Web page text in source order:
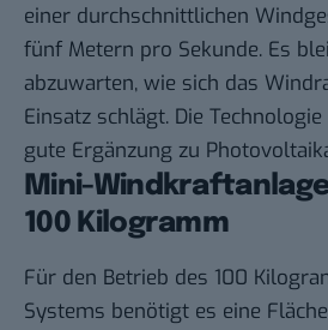
einer durchschnittlichen
fünf Metern pro Sekunde. Es
abzuwarten, wie sich das
Einsatz schlägt. Die
gute Ergänzung zu
Mini-
100 Kilogramm
Für den Betrieb des 100
Systems benötigt es eine